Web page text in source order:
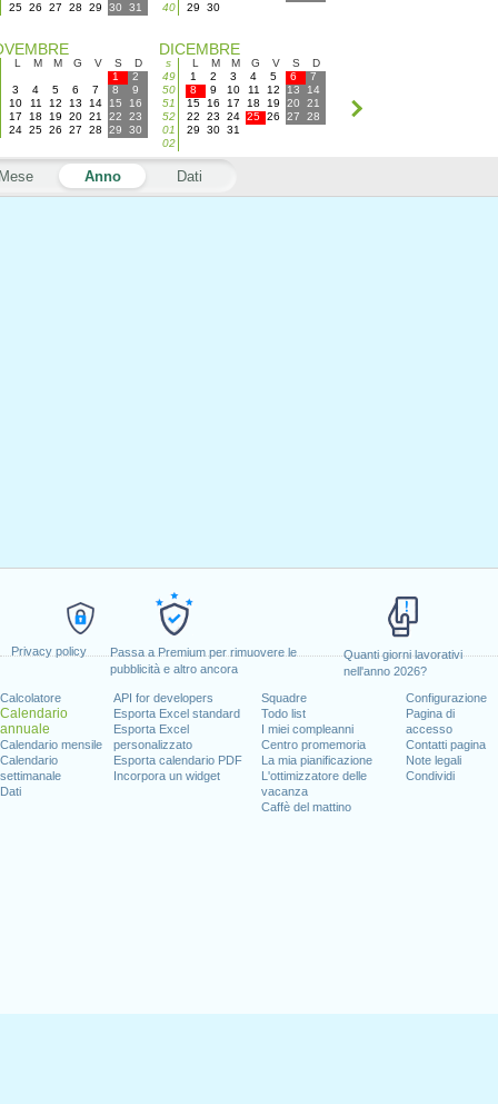
Privacy policy
Passa a Premium per rimuovere le
pubblicità e altro ancora
Quanti giorni lavorativi
nell'anno 2026?
Calcolatore
Calendario
annuale
Calendario mensile
Calendario
settimanale
Dati
API for developers
Esporta Excel standard
Esporta Excel
personalizzato
Esporta calendario PDF
Incorpora un widget
Squadre
Todo list
I miei compleanni
Centro promemoria
La mia pianificazione
L'ottimizzatore delle
vacanza
Caffè del mattino
Configurazione
Pagina di
accesso
Contatti pagina
Note legali
Condividi
25 26 27 28 29 30 31
40
29 30
L M M G V S
D
1
2
3
4 5 6 7 8
9
10
11 12 13 14 15
16
17
18 19 20 21 22
23
24 25 26 27 28 29 30
DICEMBRE
s L M M G V S
D
49
1 2 3 4 5 6
7
50
8 9 10 11 12 13
14
51
15 16 17 18 19 20
21
52
22 23 24 25 26 27
28
01
29 30 31
02
Anno Dati